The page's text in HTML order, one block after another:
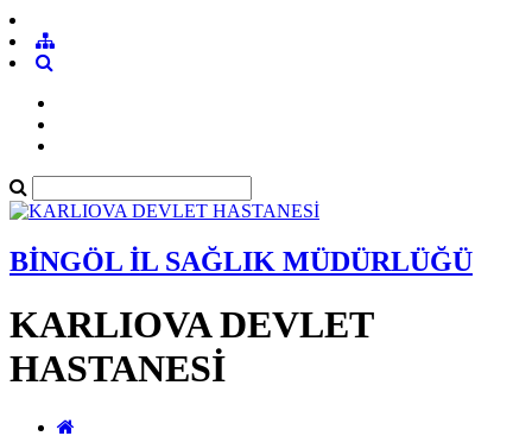
BİNGÖL İL SAĞLIK MÜDÜRLÜĞÜ
KARLIOVA DEVLET
HASTANESİ